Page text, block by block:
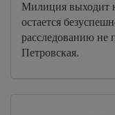
Милиция выходит
остается
расследованию не
Петровская.